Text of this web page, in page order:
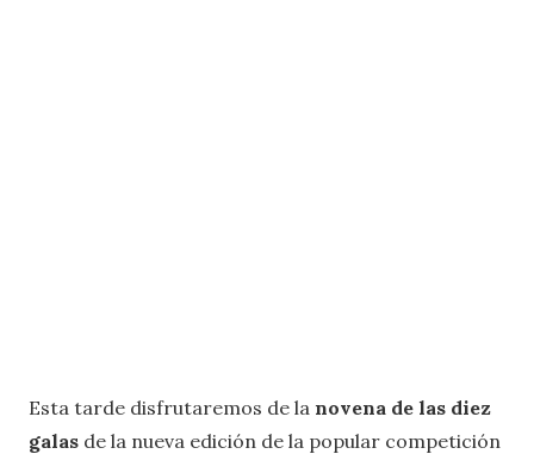
Esta tarde disfrutaremos de la novena de las diez
galas de la nueva edición de la popular competición